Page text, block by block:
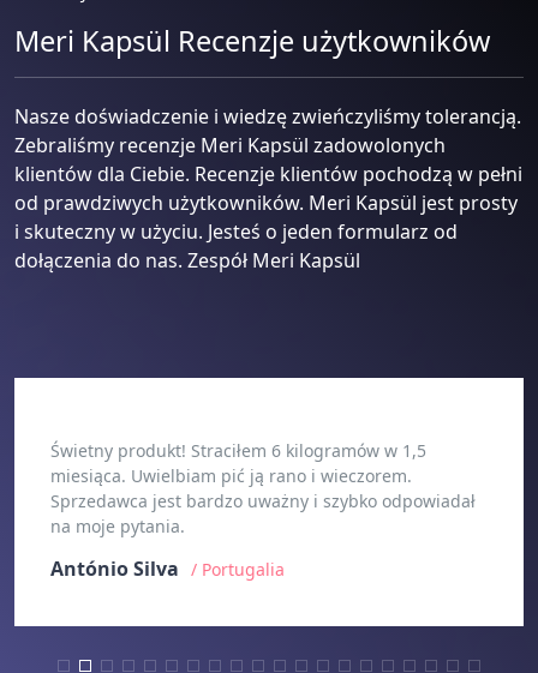
Meri Kapsül Recenzje użytkowników
Nasze doświadczenie i wiedzę zwieńczyliśmy tolerancją.
Zebraliśmy recenzje Meri Kapsül zadowolonych
klientów dla Ciebie. Recenzje klientów pochodzą w pełni
od prawdziwych użytkowników. Meri Kapsül jest prosty
i skuteczny w użyciu. Jesteś o jeden formularz od
dołączenia do nas. Zespół Meri Kapsül
Świetny produkt! Straciłem 6 kilogramów w 1,5
miesiąca. Uwielbiam pić ją rano i wieczorem.
Sprzedawca jest bardzo uważny i szybko odpowiadał
na moje pytania.
António Silva / Portugalia